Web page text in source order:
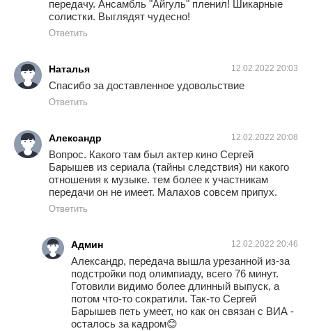
передачу. Ансамбль "Айгуль" пленил! Шикарные
солистки. Выглядят чудесно!
Ответить
Наталья 12.02.2022 20:03
Спасибо за доставленное удовольствие
Ответить
Александр 12.02.2022 20:08
Вопрос. Какого там был актер кино Сергей
Барышев из сериала (тайны следствия) ни какого
отношения к музыке. тем более к участникам
передачи он не имеет. Малахов совсем припух.
Ответить
Админ 12.02.2022 20:46
Александр, передача вышла урезанной из-за
подстройки под олимпиаду, всего 76 минут.
Готовили видимо более длинный выпуск, а
потом что-то сократили. Так-то Сергей
Барышев петь умеет, но как он связан с ВИА -
осталось за кадром😊